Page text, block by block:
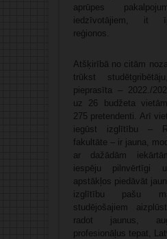
aprūpes
iedzīvotājiem, it
reģionos.
Atšķirībā no citām
trūkst
pieprasīta – 2022./
uz 26 budžeta
275 pretendenti. Arī
iegūst izglītību –
fakultāte – ir jauna,
ar dažādām
iespēju pilnvērtīgi
apstākļos piedāvāt
izglītību pašu
studējošajiem
radot jaunus,
profesionāļus tepat,